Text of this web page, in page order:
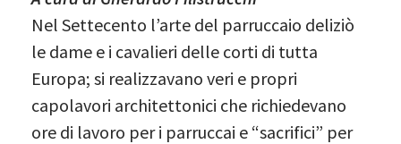
Nel Settecento l’arte del parruccaio deliziò
le dame e i cavalieri delle corti di tutta
Europa; si realizzavano veri e propri
capolavori architettonici che richiedevano
ore di lavoro per i parruccai e “sacrifici” per